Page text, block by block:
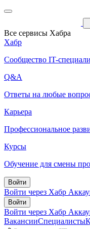
Все сервисы Хабра
Хабр
Сообщество IT-
Q&A
Ответы на любые
Карьера
Профессиональное
Курсы
Обучение для смены
Войти
Войти через Хабр
Войти
Войти через Хабр
ВакансииСпециалисты